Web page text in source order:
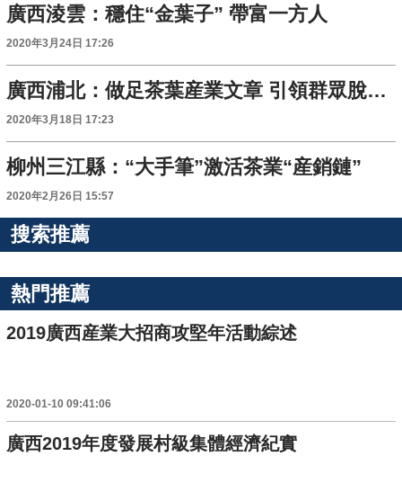
廣西淩雲：穩住“金葉子” 帶富一方人
2020年3月24日 17:26
廣西浦北：做足茶葉産業文章 引領群眾脫貧致富
2020年3月18日 17:23
柳州三江縣：“大手筆”激活茶業“産銷鏈”
2020年2月26日 15:57
搜索推薦
熱門推薦
2019廣西産業大招商攻堅年活動綜述
2020-01-10 09:41:06
廣西2019年度發展村級集體經濟紀實